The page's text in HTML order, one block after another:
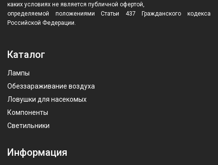
каких условиях не является публичной офертой,
определяемой положениями Статьи 437 Гражданского кодекса
Российской Федерации.
Каталог
Лампы
Обеззараживание воздуха
Ловушки для насекомых
Компоненты
Светильники
Информация